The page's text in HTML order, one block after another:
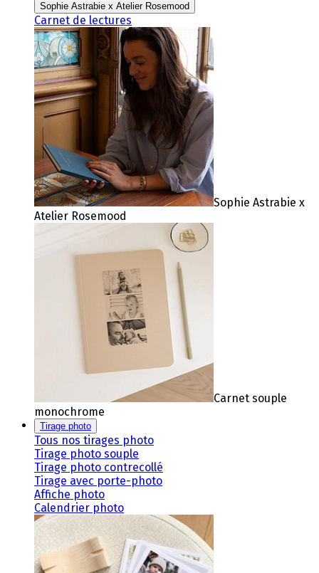
Sophie Astrabie x Atelier Rosemood
Carnet de lectures
Sophie Astrabie x
Atelier Rosemood
Carnet souple
monochrome
Tirage photo
Tous nos tirages photo
Tirage photo souple
Tirage photo contrecollé
Tirage avec porte-photo
Affiche photo
Calendrier photo